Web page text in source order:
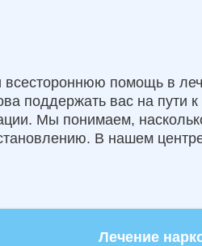
помощь в
поддержать вас на пути
Мы понимаем,
В нашем
Лечение